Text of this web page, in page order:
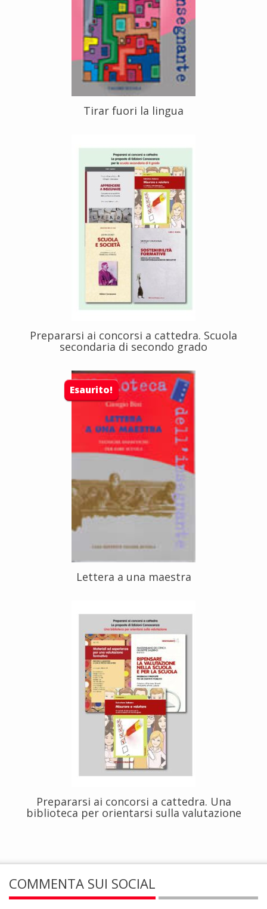
Tirar fuori la lingua
Prepararsi ai concorsi a cattedra. Scuola
secondaria di secondo grado
Esaurito!
Lettera a una maestra
Prepararsi ai concorsi a cattedra. Una
biblioteca per orientarsi sulla valutazione
COMMENTA SUI SOCIAL